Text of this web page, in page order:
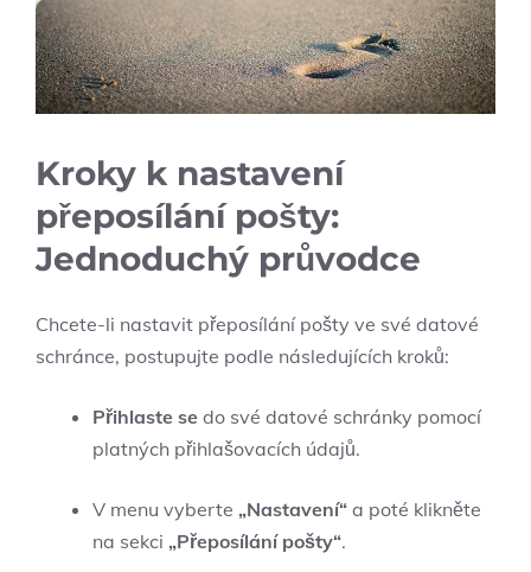
Kroky k nastavení
přeposílání pošty:
Jednoduchý průvodce
Chcete-li nastavit přeposílání pošty ve své datové
schránce, postupujte podle následujících kroků:
Přihlaste se do své datové schránky pomocí
platných přihlašovacích údajů.
V menu vyberte „Nastavení“ a poté klikněte
na sekci „Přeposílání pošty“.